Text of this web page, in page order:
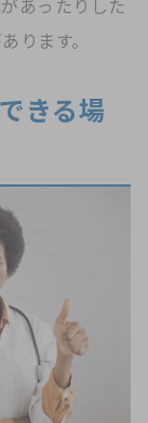
あったりした
ります。
きる場